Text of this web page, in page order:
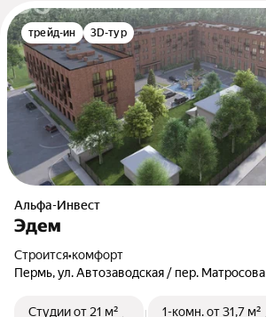
трейд-ин 3D-тур
Альфа-Инвест
Эдем
Строится•комфорт
Пермь, ул. Автозаводская / пер. Матросова
Студииот 21 м² 1-комн.от 31,7 м²